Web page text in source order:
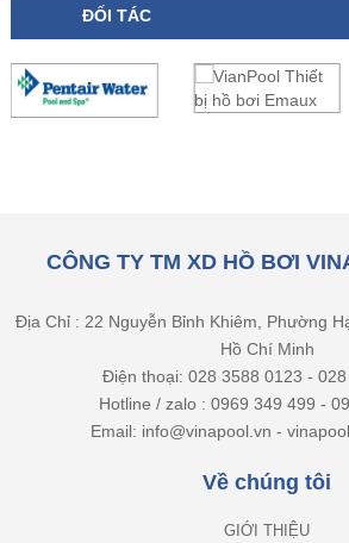
ĐỐI TÁC
CÔNG TY TM XD HỒ BƠI
Địa Chỉ : 22 Nguyễn Bỉnh Khiêm, Phường
Hồ Chí Minh
Điện thoại: 028 3588 0123 -
Hotline / zalo : 0969 349 499 -
Email: info@vinapool.vn -
Về chúng tôi
GIỚI THIỆU